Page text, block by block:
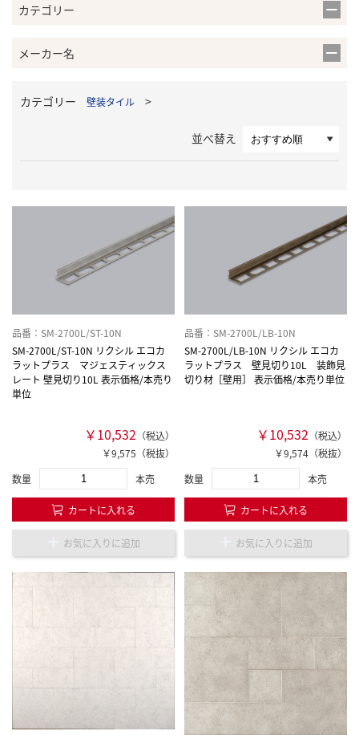
カテゴリー
メーカー名
カテゴリー 壁装タイル >
並べ替え
品番：SM-2700L/ST-10N
SM-2700L/ST-10N リクシル エコカ
ラットプラス マジェスティックス
レート 壁見切り10L 表示価格/本売り
単位
￥10,532 （税込）
￥9,575（税抜）
数量
本売
カートに入れる
お気に入りに追加
品番：SM-2700L/LB-10N
SM-2700L/LB-10N リクシル エコカ
ラットプラス 壁見切り10L 装飾見
切り材［壁用］ 表示価格/本売り単位
￥10,532 （税込）
￥9,574（税抜）
数量
本売
カートに入れる
お気に入りに追加